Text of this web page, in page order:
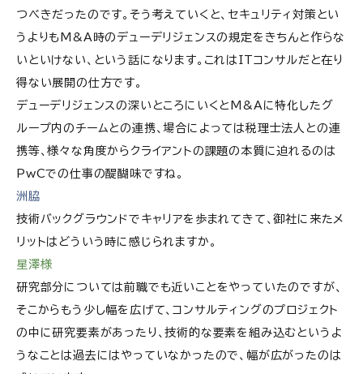
つべきだったのです。そう考えていくと、セキュリティ対策とい
うよりもM&A時のデューデリジェンスの規定をきちんと作らな
いといけない、という話になります。これはITコンサルだと在り
得ない展開の仕方です。
デューデリジェンスの深いところにいくとM&Aに特化したグ
ループ内のチームとの連携、場合によっては税理士法人との連
携等、様々な角度からクライアントの課題の本質に迫れるのは
PwCでの仕事の醍醐味ですね。
洲脇
技術バックグラウンドでキャリアを歩まれてきて、御社に来たメ
リットはどういう時に感じられますか。
星澤様
研究部分については前職でも近いことをやっていたのですが、
そこからもう少し幅を広げて、コンサルティングのプロジェクト
の中に研究要素があったり、技術的な要素を組み込むというよ
うなことは過去にはやっていなかったので、幅が広がったのは